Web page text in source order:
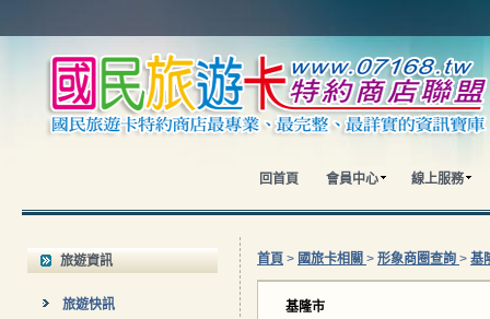
回首頁 會員中心 線上服務
旅遊資訊
旅遊快訊
首頁 > 國旅卡相關 > 形象商圈查詢 > 基
基隆市